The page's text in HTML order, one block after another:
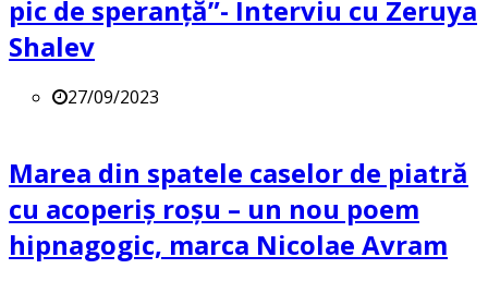
pic de speranță”- Interviu cu Zeruya
Shalev
27/09/2023
Marea din spatele caselor de piatră
cu acoperiș roșu – un nou poem
hipnagogic, marca Nicolae Avram